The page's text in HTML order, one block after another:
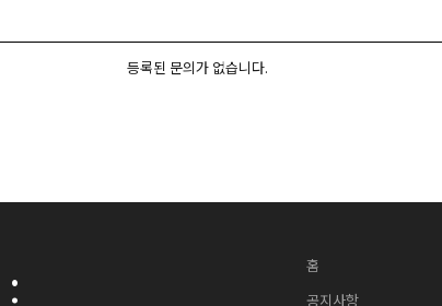
등록된 문의가 없습니다.
홈
공지사항